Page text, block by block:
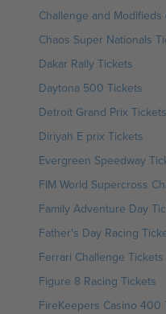
Challenge and
Chaos Super Nationals
Dakar Rally Tickets
Daytona 500 Tickets
Detroit Grand Prix Tickets
Diriyah E prix Tickets
Evergreen Speedway
FIM World Supercross
Family Adventure Day
Father's Day Racing
Ferrari Challenge Tickets
Figure 8 Racing Tickets
FireKeepers Casino 400